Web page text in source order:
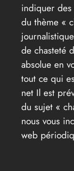
indiquer
du thème «
de chasteté
absolue en
tout ce qui
net Il est
du sujet «
nous vous
web